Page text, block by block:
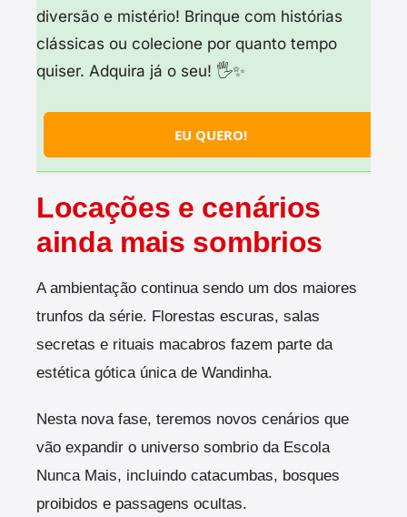
diversão e mistério! Brinque com histórias
clássicas ou colecione por quanto tempo
quiser. Adquira já o seu! 🖐️✨
EU QUERO!
Locações e cenários
ainda mais sombrios
A ambientação continua sendo um dos maiores
trunfos da série. Florestas escuras, salas
secretas e rituais macabros fazem parte da
estética gótica única de Wandinha.
Nesta nova fase, teremos novos cenários que
vão expandir o universo sombrio da Escola
Nunca Mais, incluindo catacumbas, bosques
proibidos e passagens ocultas.